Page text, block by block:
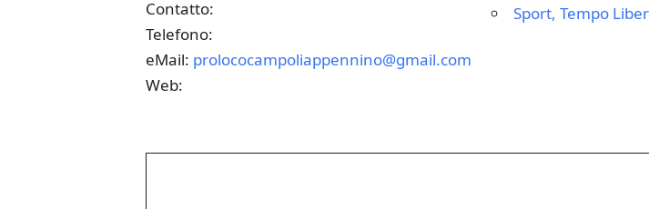
Contatto:
Telefono:
eMail: prolococampoliappennino@gmail.com
Web:
Sport, Tempo